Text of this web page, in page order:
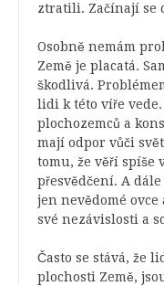
ztratili. Začínají se
Osobně nemám
Země je placatá.
škodlivá.
lidi k této víře
plochozemců a
mají odpor vůči
tomu, že věří spíše
přesvědčení. A
jen nevědomé
své nezávislosti a
Často se stává, že
plochosti Země,